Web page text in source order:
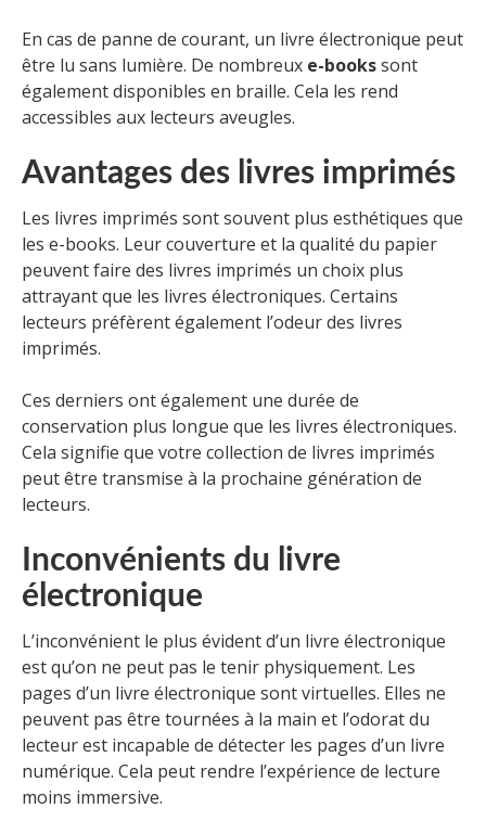
En cas de panne de courant, un livre électronique peut
être lu sans lumière. De nombreux e-bookssont
également disponibles en braille. Cela les rend
accessibles aux lecteurs aveugles.
Avantages des livres imprimés
Les livres imprimés sont souvent plus esthétiques que
les e-books. Leur couverture et la qualité du papier
peuvent faire des livres imprimés un choix plus
attrayant que les livres électroniques. Certains
lecteurs préfèrent également l’odeur des livres
imprimés.
Ces derniers ont également une durée de
conservation plus longue que les livres électroniques.
Cela signifie que votre collection de livres imprimés
peut être transmise à la prochaine génération de
lecteurs.
Inconvénients du livre
électronique
L’inconvénient le plus évident d’un livre électronique
est qu’on ne peut pas le tenir physiquement. Les
pages d’un livre électronique sont virtuelles. Elles ne
peuvent pas être tournées à la main et l’odorat du
lecteur est incapable de détecter les pages d’un livre
numérique. Cela peut rendre l’expérience de lecture
moins immersive.